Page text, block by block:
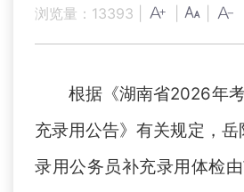
浏览量： 13393
根据《湖南省2026年
充录用公告》有关规定，岳
录用公务员补充录用体检